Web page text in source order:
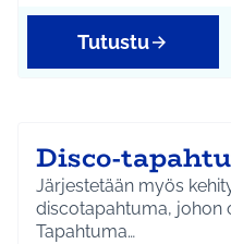
Tutustu
Disco-
Järjestetään myös
discotapahtuma, johon
Tapahtuma…